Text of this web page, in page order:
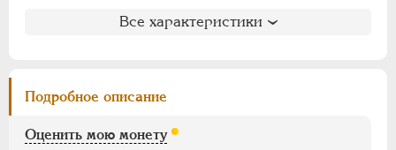
: не вошла в описание
Семёнов: не вошла в описание
ГМ
Все характеристики
Подробное описание
Оценить мою монету
1855-1881
ВРЕМЕННОЕ ПРАВ. 1917-1918